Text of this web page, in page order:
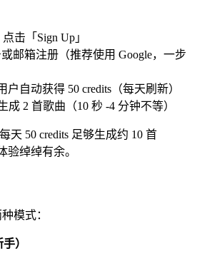
点击「Sign Up」
邮箱注册（推荐使用 Google，一步
自动获得 50 credits（每天刷新）
成 2 首歌曲（10 秒 -4 分钟不等）
天 50 credits 足够生成约 10 首
验绰绰有余。
模式：
）